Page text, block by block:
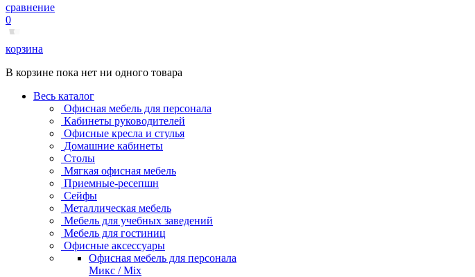
сравнение
0
корзина
В корзине пока нет ни одного товара
Весь каталог
Офисная мебель для персонала
Кабинеты руководителей
Офисные кресла и стулья
Домашние кабинеты
Столы
Мягкая офисная мебель
Приемные-ресепшн
Сейфы
Металлическая мебель
Мебель для учебных заведений
Мебель для гостиниц
Офисные аксессуары
Офисная мебель для персонала
Микс / Mix